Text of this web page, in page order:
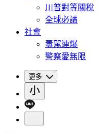
川普對等關稅
全球必讀
社會
毒駕連爆
警察愛無限
更多